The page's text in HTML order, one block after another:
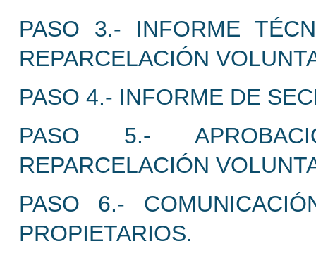
PASO 3.- INFORME
REPARCELACIÓN
PASO 4.- INFORME DE
PASO 5.-
REPARCELACIÓN
PASO 6.-
PROPIETARIOS.